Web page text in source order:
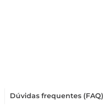
Dúvidas frequentes (FAQ)